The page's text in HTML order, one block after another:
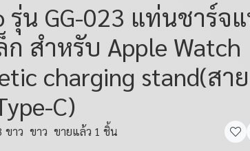
รุ่น GG-023 แท่นชาร์จ
ก สำหรับ Apple Watch
charging stand(สาย
C)
ขาว ขาว ขายแล้ว 1 ชิ้น